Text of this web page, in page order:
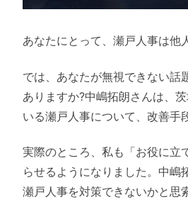
あなたにとって、瀬戸人事は他
では、あなたが無視できない話
ありますか?中嶋拓朗さんは、
いる瀬戸人事について、改善手
実際のところ、私も「お役に立
らせるようになりました。中嶋
瀬戸人事を対策できないかと思